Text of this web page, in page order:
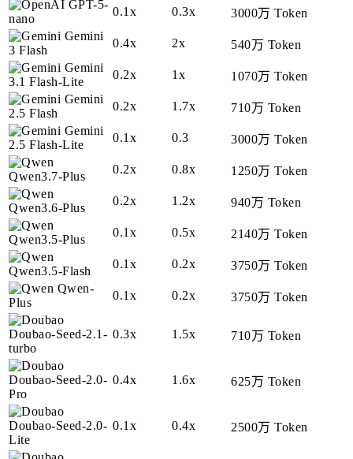
GPT-5-
nano
0.1x 0.3x
3000万 Token
Gemini
3 Flash
0.4x 2x
540万 Token
Gemini
3.1 Flash-Lite
0.2x 1x
1070万 Token
Gemini
2.5 Flash
0.2x 1.7x
710万 Token
Gemini
2.5 Flash-Lite
0.1x 0.3 3000万 Token
Qwen3.7-Plus
0.2x 0.8x 1250万 Token
Qwen3.6-Plus
0.2x 1.2x 940万 Token
Qwen3.5-Plus
0.1x 0.5x 2140万 Token
Qwen3.5-Flash
0.1x 0.2x
3750万 Token
Qwen-
Plus
0.1x 0.2x 3750万 Token
Doubao-Seed-2.1-
turbo
0.3x 1.5x 710万 Token
Doubao-Seed-2.0-
Pro
0.4x 1.6x 625万 Token
Doubao-Seed-2.0-
Lite
0.1x 0.4x 2500万 Token